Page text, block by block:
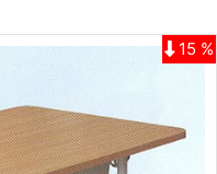
15 %